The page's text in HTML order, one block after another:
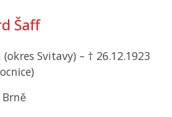
Šaff
Svitavy) – † 26.12.1923